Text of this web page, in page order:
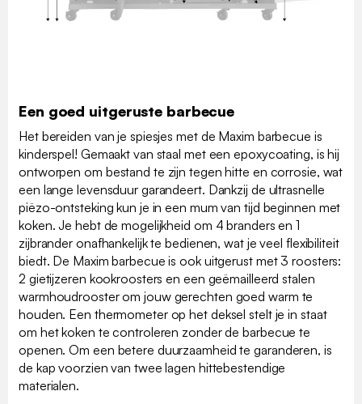
Een goed uitgeruste barbecue
Het bereiden van je spiesjes met de Maxim barbecue is
kinderspel! Gemaakt van staal met een epoxycoating, is hij
ontworpen om bestand te zijn tegen hitte en corrosie, wat
een lange levensduur garandeert. Dankzij de ultrasnelle
piëzo-ontsteking kun je in een mum van tijd beginnen met
koken. Je hebt de mogelijkheid om 4 branders en 1
zijbrander onafhankelijk te bedienen, wat je veel flexibiliteit
biedt. De Maxim barbecue is ook uitgerust met 3 roosters:
2 gietijzeren kookroosters en een geëmailleerd stalen
warmhoudrooster om jouw gerechten goed warm te
houden. Een thermometer op het deksel stelt je in staat
om het koken te controleren zonder de barbecue te
openen. Om een betere duurzaamheid te garanderen, is
de kap voorzien van twee lagen hittebestendige
materialen.